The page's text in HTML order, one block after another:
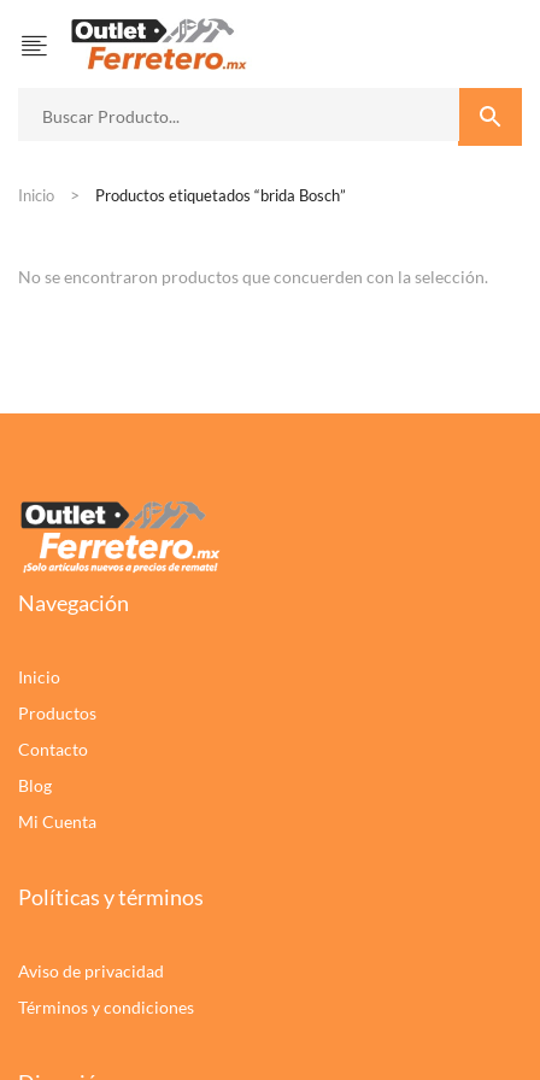
Inicio Productos etiquetados “brida Bosch”
No se encontraron productos que concuerden con la selección.
Navegación
Inicio
Productos
Contacto
Blog
Mi Cuenta
Políticas y términos
Aviso de privacidad
Términos y condiciones